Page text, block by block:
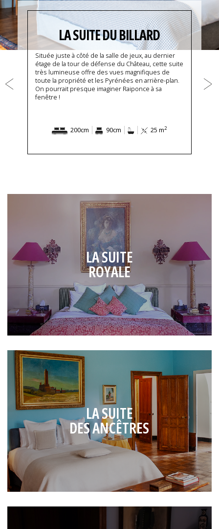
LA SUITE DU BILLARD
Située juste à côté de la salle de jeux, au dernier
étage de la tour de défense du Château, cette suite
très lumineuse offre des vues magnifiques de
toute la propriété et les Pyrénées en arrière-plan.
On pourrait presque imaginer Raiponce à sa
fenêtre !
200cm 90cm 25 m2
LA SUITE
ROYALE
LA SUITE
DES ANCÊTRES